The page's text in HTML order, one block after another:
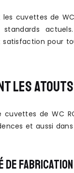
les cuvettes de
pour
LES
de WC
et aussi
DE